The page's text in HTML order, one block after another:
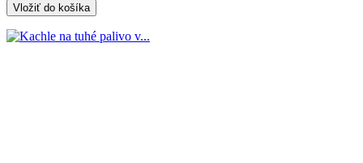
Vložiť do košíka